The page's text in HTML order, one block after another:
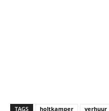
TAGS holtkamper verhuur